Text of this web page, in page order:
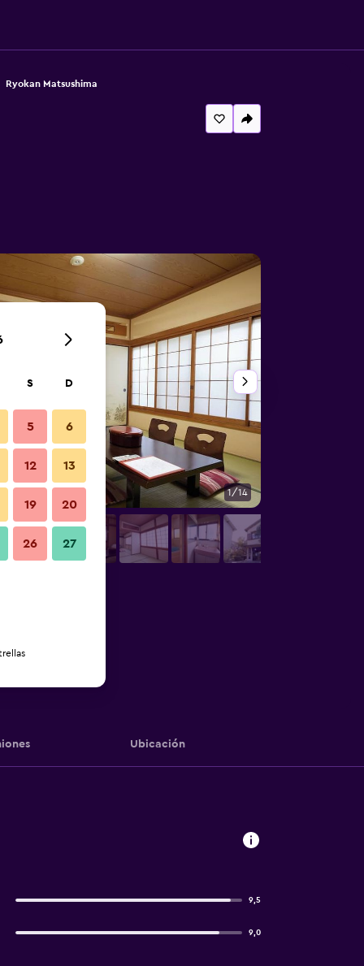
Ryokan Matsushima
1/14
Ubicación
9,5
9,0
S D
5 6
12 13
19 20
26 27